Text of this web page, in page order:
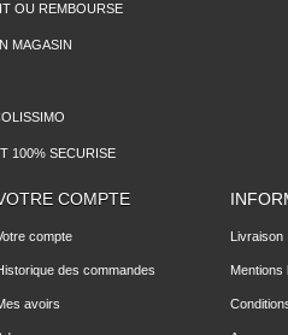
OU REMBOURSE
MAGASIN
100% SECURISE
COMPTE
compte
des commandes
avoirs
Livraison
Mentions